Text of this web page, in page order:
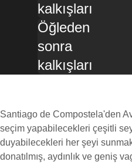
kalkışları
Öğleden
sonra
kalkışları
Santiago de Compostela'den
seçim yapabilecekleri çeşitli
duyabilecekleri her şeyi
donatılmış, aydınlık ve geniş